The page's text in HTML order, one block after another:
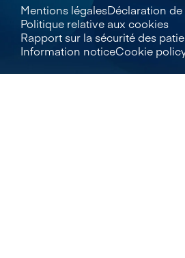
Mentions légalesDéclaration
Politique relative aux cookies
Rapport sur la sécurité des
Information noticeCookie